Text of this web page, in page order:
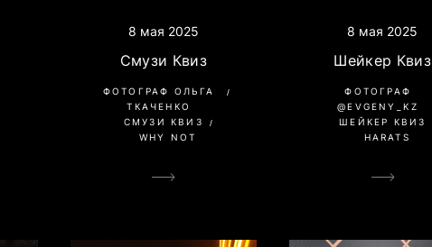
8 мая 2025
Смузи Квиз
ФОТОГРАФ ОЛЬГА
ТКАЧЕНКО
СМУЗИ КВИЗ
WHY NOT
8 мая 2025
Шейкер Квиз
ФОТОГРАФ
@EVGENY_KZ
ШЕЙКЕР КВИЗ
HARATS